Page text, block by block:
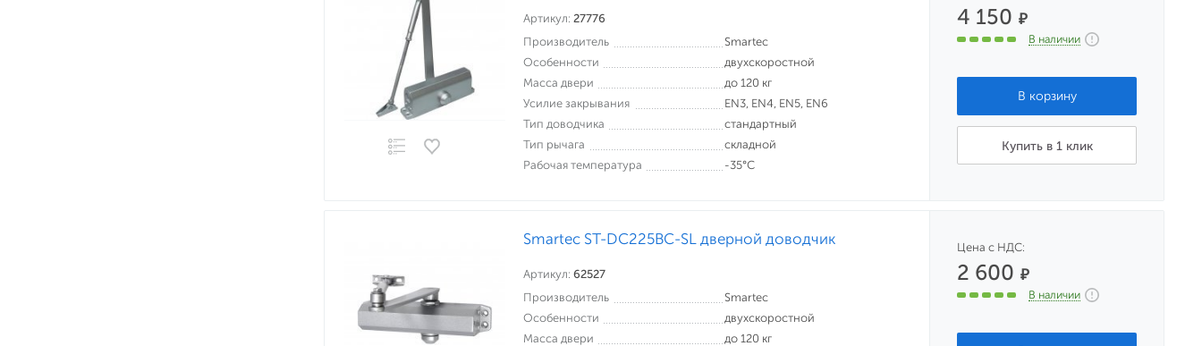
Артикул: 27776
Производитель
Smartec
Особенности
двухскоростной
Масса двери
до 120 кг
Усилие закрывания
EN3, EN4, EN5, EN6
Тип доводчика
стандартный
Тип рычага
складной
Рабочая температура
-35°С
4 150₽
В наличии
Купить в 1 клик
Smartec ST-DC225BC-SL дверной доводчик
Артикул: 62527
Производитель
Smartec
Особенности
двухскоростной
Масса двери
до 120 кг
Цена с НДС:
2 600₽
В наличии